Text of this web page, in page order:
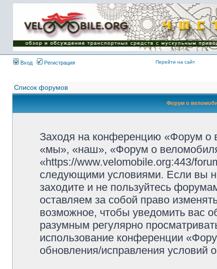
Имя пользователя:
Пароль:
{ LOG_ME_IN_SHORT
}
Вход
Регистрация Перейти на сайт
Список форумов
Форум о
Заходя на конференцию «Форум о
«мы», «наш», «Форум о
«https://www.velomobile.org:443/
следующими условиями. Если вы
заходите и не пользуйтесь
оставляем за собой право
возможное, чтобы уведомить вас
разумным регулярно
использование конференции
обновления/исправления условий